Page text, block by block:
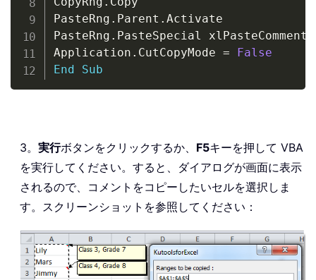
PasteRng . Parent . Activate
PasteRng . PasteSpecial xlPasteComments
Application . CutCopyMode =
False
End
Sub
3。 実行ボタンをクリックするか、 F5キーを押して VBA
を実行してください。すると、ダイアログが画面に表示
されるので、コメントをコピーしたいセルを選択しま
す。スクリーンショットを参照してください：